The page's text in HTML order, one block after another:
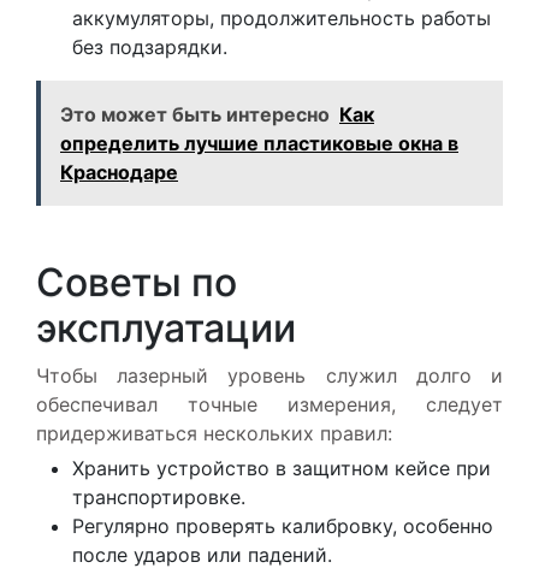
аккумуляторы, продолжительность работы
без подзарядки.
Это может быть интересно Как
определить лучшие пластиковые окна в
Краснодаре
Советы по
эксплуатации
Чтобы лазерный уровень служил долго и
обеспечивал точные измерения, следует
придерживаться нескольких правил:
Хранить устройство в защитном кейсе при
транспортировке.
Регулярно проверять калибровку, особенно
после ударов или падений.